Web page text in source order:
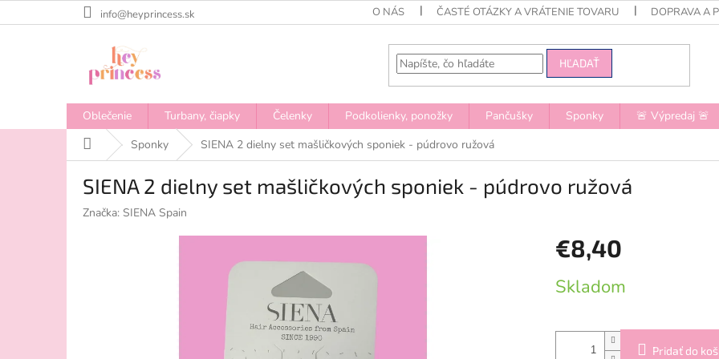
na
info@heyprincess.sk O NÁS ČASTÉ OTÁZKY A VRÁTENIE TOVARU DOPRAVA A
HĽADAŤ
Oblečenie Turbany, čiapky Čelenky Podkolienky, ponožky Pančušky Sponky 🚨 Výpredaj 🚨
DomovSponky SIENA 2 dielny set mašličkových sponiek - púdrovo ružová
SIENA 2 dielny set mašličkových sponiek - púdrovo ružová
Značka: SIENA Spain
€8,40
cena:
Skladom
Pridať do